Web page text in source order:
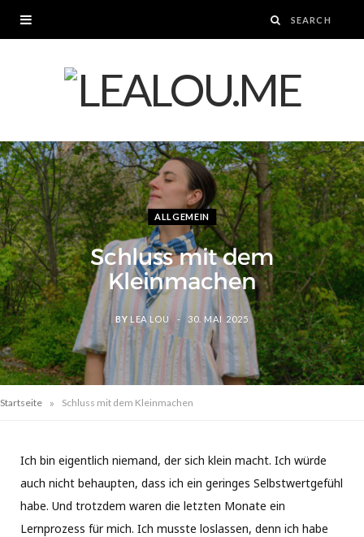
ALLGEMEIN
Schluss mit dem
Kleinmachen
BY LEA LOU 30. MAI 2025
Startseite » Schluss mit dem Kleinmachen
Ich bin eigentlich niemand, der sich klein macht. Ich würde
auch nicht behaupten, dass ich ein geringes Selbstwertgefühl
habe. Und trotzdem waren die letzten Monate ein
Lernprozess für mich. Ich musste loslassen, denn ich habe